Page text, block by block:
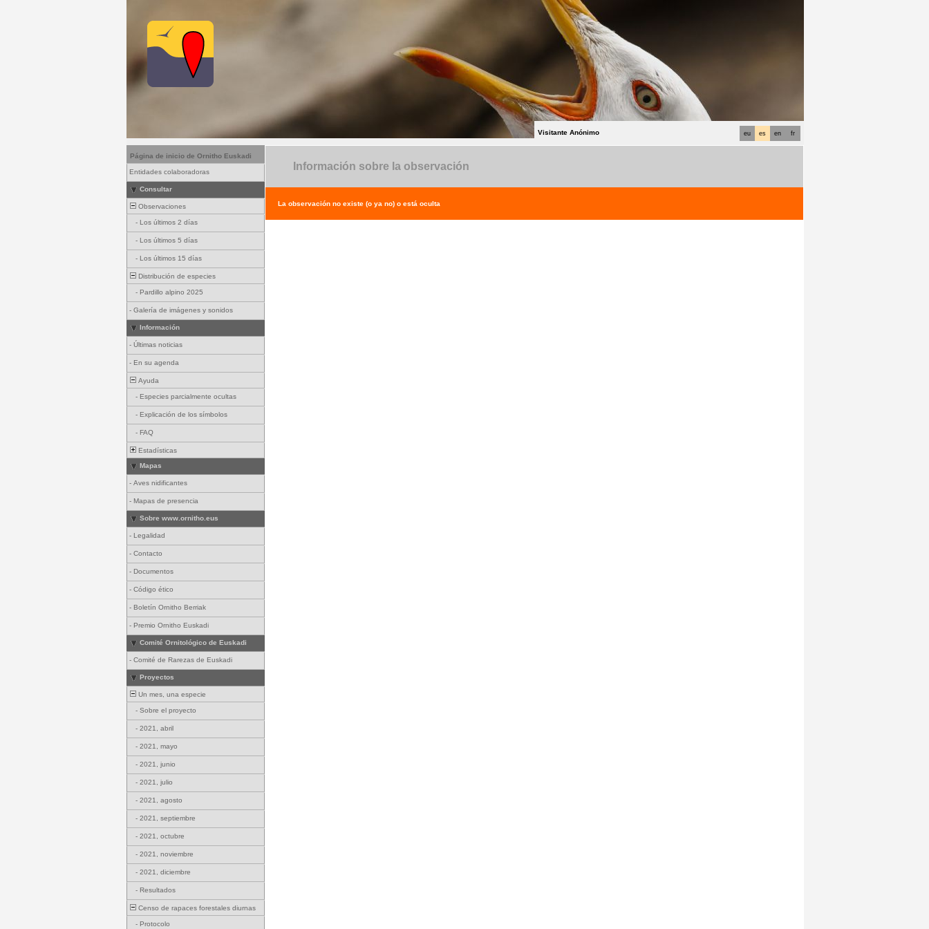
fr
en
es
eu
Visitante Anónimo
Página de inicio de Ornitho Euskadi
Entidades colaboradoras
Consultar
Observaciones
- Los últimos 2 días
- Los últimos 5 días
- Los últimos 15 días
Distribución de especies
- Pardillo alpino 2025
- Galería de imágenes y sonidos
Información
- Últimas noticias
- En su agenda
Ayuda
- Especies parcialmente ocultas
- Explicación de los símbolos
- FAQ
Estadísticas
Mapas
- Aves nidificantes
- Mapas de presencia
Sobre www.ornitho.eus
- Legalidad
- Contacto
- Documentos
- Código ético
- Boletín Ornitho Berriak
- Premio Ornitho Euskadi
Comité Ornitológico de Euskadi
- Comité de Rarezas de Euskadi
Proyectos
Un mes, una especie
- Sobre el proyecto
- 2021, abril
- 2021, mayo
- 2021, junio
- 2021, julio
- 2021, agosto
- 2021, septiembre
- 2021, octubre
- 2021, noviembre
- 2021, diciembre
- Resultados
Censo de rapaces forestales diurnas
- Protocolo
Información sobre la observación
La observación no existe (o ya no) o está oculta